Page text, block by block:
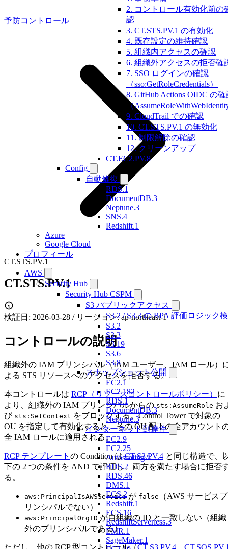
2. コントロール有効化前の
認
3. CT.STS.PV.1 の有効化
4. 既存設定の維持確認
5. 組織内アクセスの確認
6. 組織外アクセスの拒否確
7. SSO ログインの確認
（sso:GetRoleCredentials）
8. GitHub Actions OIDC の確
（
9. CloudTrail での確認
10. CT.STS.PV.1 の無効化
11. 制限解除の確認
12. クリーンアップ
CT.EC2.PV.8
Config
自動修復
RDS.1
DocumentDB.3
Neptune.3
SNS.4
Redshift.1
Azure
Google Cloud
プロフィール
AWS
Security Hub
Security Hub CSPM
S3 パブリックアクセス
S3.2 / S3.3 の BPA 評価ロジック
S3.2
S3.3
S3.19
S3.6
S3.8
スナップショット公開
EC2.1
EC2.182
RDS.1
DocumentDB.3
Neptune.3
インターネット到達性
EC2.9
EC2.25
Autoscaling.5
RDS.2
RDS.46
DMS.1
ECS.2
Redshift.1
ECS.16
RedshiftServerless.3
EMR.1
SageMaker.1
予防コントロール
CT.STS.PV.1
CT.STS.PV.1
検証日: 2026-03-28 / リージョン: ap-northeast-1
コントロールの説明
組織外の IAM プリンシパル（IAM ユーザー、IAM ロール）
よる STS リソースへのアクセスを拒否する。
本コントロールは RCP（リソースコントロールポリシー） に
より、組織外の IAM プリンシパルからの sts:AssumeRole お
び sts:SetContext をブロックする。Control Tower で対象の
OU を指定して有効化すると、その OU 配下の全アカウント
全 IAM ロールに適用される。
RCP テンプレート の Condition はCT.S3.PV.4 と同じ構造で、
下の 2 つの条件を AND で評価し、両方を満たす場合に拒否
る。
aws:PrincipalIsAWSServiceが false
（AWS サービスプ
リンシパルでない）
aws:PrincipalOrgID が自組織の ID と一致しない（組織
外のプリンシパルである）
ただし、他の RCP 型コントロール（CT.S3.PV.4